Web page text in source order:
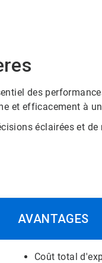
des
et efficacement à
éclairées et
AVANTAGES
Coût total